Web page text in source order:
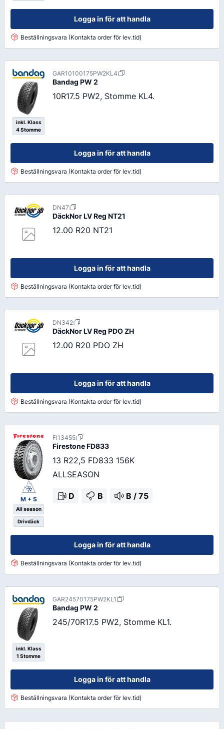
Logga in för att handla
Beställningsvara (Kontakta order för lev.tid)
inkl. Klass
4 Stomme
GAR10100175PW2KL4
Bandag PW 2
10R17.5 PW2, Stomme KL4.
Logga in för att handla
Beställningsvara (Kontakta order för lev.tid)
DN47
DäckNor LV Reg NT21
12.00 R20 NT21
Logga in för att handla
Beställningsvara (Kontakta order för lev.tid)
DN342
DäckNor LV Reg PDO ZH
12.00 R20 PDO ZH
Logga in för att handla
Beställningsvara (Kontakta order för lev.tid)
M + S
All season
Drivdäck
FI13455
FirestoneFD833
13 R22,5 FD833 156K
ALLSEASON
D B B / 75
Logga in för att handla
Beställningsvara (Kontakta order för lev.tid)
inkl. Klass
1 Stomme
GAR24570175PW2KL1
Bandag PW 2
245/70R17.5 PW2, Stomme KL1.
Logga in för att handla
Beställningsvara (Kontakta order för lev.tid)